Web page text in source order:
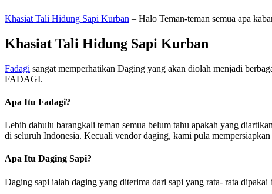
Khasiat Tali Hidung Sapi Kurban – Halo Teman-teman semua apa
Khasiat Tali Hidung Sapi Kurban
Fadagi sangat memperhatikan Daging yang akan diolah menjadi
FADAGI.
Apa Itu Fadagi?
Lebih dahulu barangkali teman semua belum tahu apakah yang
di seluruh Indonesia. Kecuali vendor daging, kami pula
Apa Itu Daging Sapi?
Daging sapi ialah daging yang diterima dari sapi yang rata- rata